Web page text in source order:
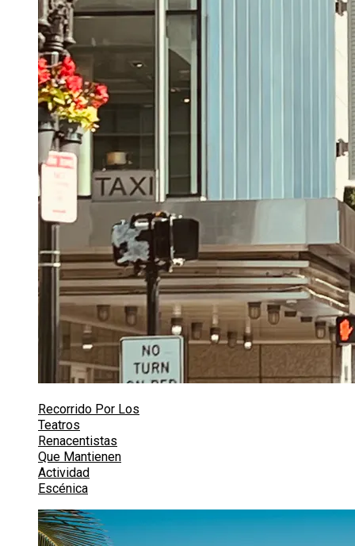
Recorrido Por Los
Teatros
Renacentistas
Que Mantienen
Actividad
Escénica